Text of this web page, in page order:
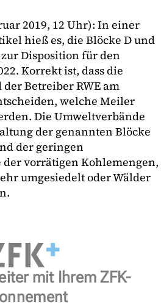
2019, 12 Uhr): In einer
hieß es, die Blöcke D und
Disposition für den
Korrekt ist, dass die
Betreiber RWE am
welche Meiler
Die Umweltverbände
der genannten Blöcke
der geringen
vorrätigen Kohlemengen,
umgesiedelt oder Wälder
mit Ihrem ZFK-